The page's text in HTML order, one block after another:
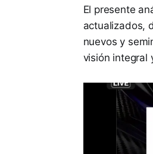
El presente
actualizados,
nuevos y
visión integral